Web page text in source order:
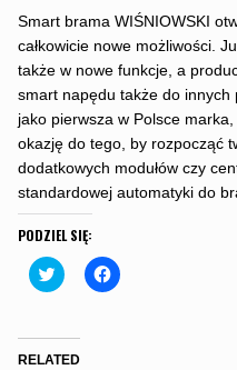
Smart brama WIŚNIOWSKI
całkowicie nowe możliwości.
także w nowe funkcje, a
smart napędu także do innych
jako pierwsza w Polsce
okazję do tego, by rozpocząć
dodatkowych modułów czy
standardowej automatyki do
PODZIEL SIĘ:
C
l
t
o
C
l
RELATED